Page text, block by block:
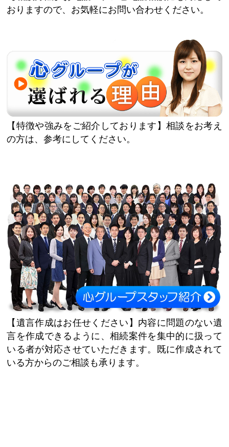
おりますので、お気軽にお問い合わせください。
特徴や強みをご紹介しております
相談をお考え
の方は、参考にしてください。
遺言作成はお任せください
内容に問題のない遺
言を作成できるように、相続案件を集中的に扱って
いる者が対応させていただきます。既に作成されて
いる方からのご相談も承ります。